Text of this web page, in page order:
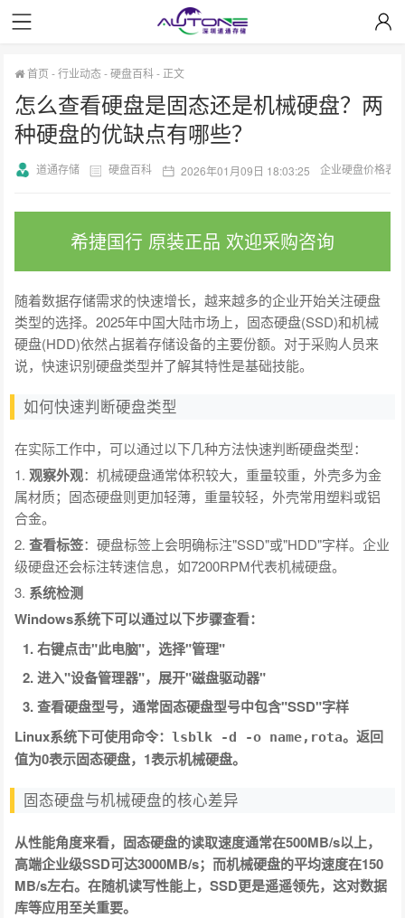
首页 -行业动态-硬盘百科- 正文
怎么查看硬盘是固态还是机械硬盘？两
种硬盘的优缺点有哪些？
道通存储 硬盘百科 2026年01月09日 18:03:25 企业硬盘价格表
希捷国行 原装正品 欢迎采购咨询
随着数据存储需求的快速增长，越来越多的企业开始关注硬盘
类型的选择。2025年中国大陆市场上，固态硬盘(SSD)和机械
硬盘(HDD)依然占据着存储设备的主要份额。对于采购人员来
说，快速识别硬盘类型并了解其特性是基础技能。
如何快速判断硬盘类型
在实际工作中，可以通过以下几种方法快速判断硬盘类型：
1.观察外观：机械硬盘通常体积较大，重量较重，外壳多为金
属材质；固态硬盘则更加轻薄，重量较轻，外壳常用塑料或铝
合金。
2.查看标签：硬盘标签上会明确标注"SSD"或"HDD"字样。企业
级硬盘还会标注转速信息，如7200RPM代表机械硬盘。
3. 系统检测
Windows系统下可以通过以下步骤查看：
右键点击"此电脑"，选择"管理"
进入"设备管理器"，展开"磁盘驱动器"
查看硬盘型号，通常固态硬盘型号中包含"SSD"字样
Linux系统下可使用命令：lsblk -d -o name,rota。返回
值为0表示固态硬盘，1表示机械硬盘。
固态硬盘与机械硬盘的核心差异
从性能角度来看，固态硬盘的读取速度通常在500MB/s以上，
高端企业级SSD可达3000MB/s；而机械硬盘的平均速度在150
MB/s左右。在随机读写性能上，SSD更是遥遥领先，这对数据
库等应用至关重要。